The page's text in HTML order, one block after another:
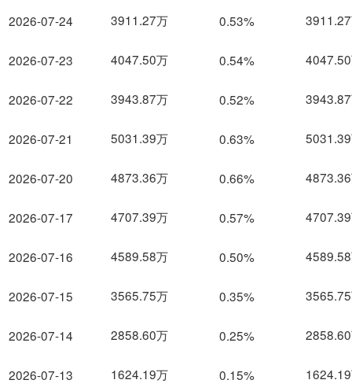
2026-07-24
2026-07-23
2026-07-22
2026-07-21
2026-07-20
2026-07-17
2026-07-16
2026-07-15
2026-07-14
2026-07-13
3911.27万 0.53%
4047.50万 0.54%
3943.87万 0.52%
5031.39万 0.63%
4873.36万 0.66%
4707.39万 0.57%
4589.58万 0.50%
3565.75万 0.35%
2858.60万 0.25%
1624.19万 0.15%